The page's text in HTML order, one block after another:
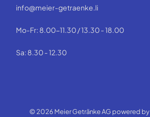
info@meier-getraenke.li
Mo-Fr: 8.00-11.30 / 13.30 - 18.00
Sa: 8.30 - 12.30
© 2026 Meier Getränke AG powered by